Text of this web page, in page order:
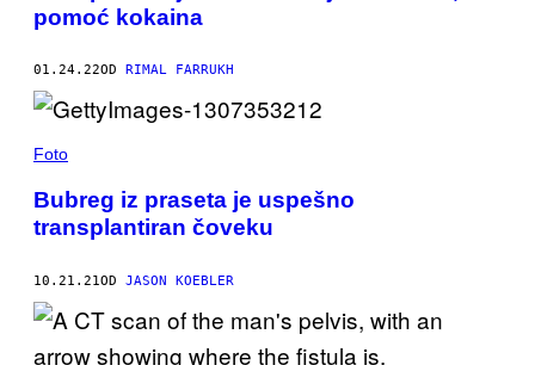
pomoć kokaina
01.24.22OD RIMAL FARRUKH
Foto
Bubreg iz praseta je uspešno
transplantiran čoveku
10.21.21OD JASON KOEBLER